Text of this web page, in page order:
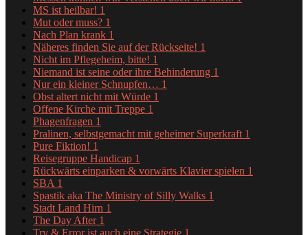
MS ist heilbar! 1
Mut oder muss? 1
Nach Plan krank 1
Näheres finden Sie auf der Rückseite! 1
Nicht im Pflegeheim, bitte! 1
Niemand ist seine oder ihre Behinderung 1
Nur ein kleiner Schnupfen… 1
Obst altert nicht mit Würde 1
Offene Kirche mit Treppe 1
Phagenfragen 1
Pralinen, selbstgemacht mit geheimer Superkraft 1
Pure Fiktion! 1
Reisegruppe Handicap 1
Rückwärts einparken & vorwärts Klavier spielen 1
SBA 1
Spastik aka The Ministry of Silly Walks 1
Stadt Land Hirn 1
The Day After 1